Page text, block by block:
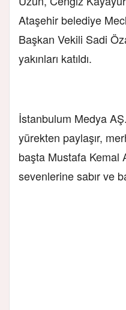
Ataşehir belediye
Başkan Vekili Sadi
yakınları katıldı.
İstanbulum Medya
yürekten paylaşır,
başta Mustafa Kemal
sevenlerine sabır ve